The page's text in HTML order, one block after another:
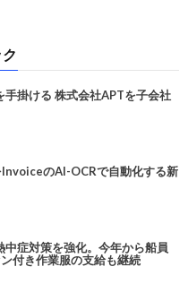
掛ける 株式会社APTを子会社
のAI-OCRで自動化する新
症対策を強化。今年から船員
付き作業服の支給も継続